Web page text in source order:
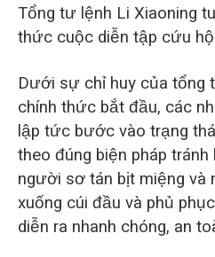
Tổng tư lệnh Li Xiaoning
thức cuộc diễn tập cứu
Dưới sự chỉ huy của tổng
chính thức bắt đầu, các
lập tức bước vào trạng
theo đúng biện pháp
người sơ tán bịt miệng và
xuống cúi đầu và phủ
diễn ra nhanh chóng, an